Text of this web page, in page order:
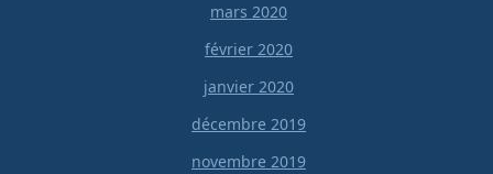
mars 2020
février 2020
janvier 2020
décembre 2019
novembre 2019